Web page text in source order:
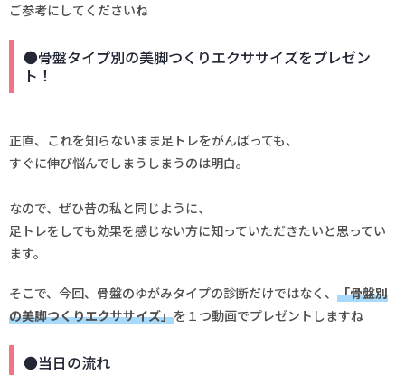
ご参考にしてくださいね
●骨盤タイプ別の美脚つくりエクササイズをプレゼン
ト！
正直、これを知らないまま足トレをがんばっても、
すぐに伸び悩んでしまうしまうのは明白。
なので、ぜひ昔の私と同じように、
足トレをしても効果を感じない方に知っていただきたいと思ってい
ます。
そこで、今回、骨盤のゆがみタイプの診断だけではなく、 「骨盤別
の美脚つくりエクササイズ」を１つ動画でプレゼントしますね
●当日の流れ